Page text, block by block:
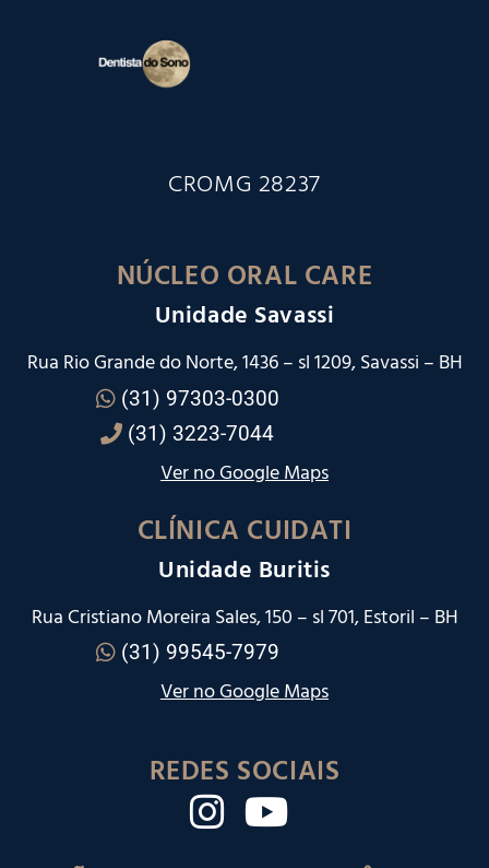
CROMG 28237
NÚCLEO ORAL CARE
Unidade Savassi
Rua Rio Grande do Norte, 1436 – sl 1209, Savassi – BH
(31) 97303-0300
(31) 3223-7044
Ver no Google Maps
CLÍNICA CUIDATI
Unidade Buritis
Rua Cristiano Moreira Sales, 150 – sl 701, Estoril – BH
(31) 99545-7979
Ver no Google Maps
REDES SOCIAIS